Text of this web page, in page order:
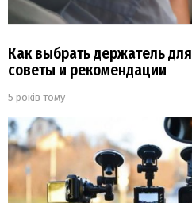
Как выбрать держатель
советы и рекомендации
5 років тому